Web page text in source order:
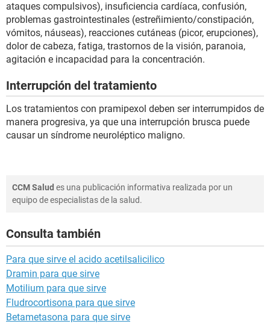
ataques compulsivos), insuficiencia cardíaca, confusión,
problemas gastrointestinales (estreñimiento/constipación,
vómitos, náuseas), reacciones cutáneas (picor, erupciones),
dolor de cabeza, fatiga, trastornos de la visión, paranoia,
agitación e incapacidad para la concentración.
Interrupción del tratamiento
Los tratamientos con pramipexol deben ser interrumpidos de
manera progresiva, ya que una interrupción brusca puede
causar un síndrome neuroléptico maligno.
CCM Salud es una publicación informativa realizada por un
equipo de especialistas de la salud.
Consulta también
Para que sirve el acido acetilsalicilico
Dramin para que sirve
Motilium para que sirve
Fludrocortisona para que sirve
Betametasona para que sirve